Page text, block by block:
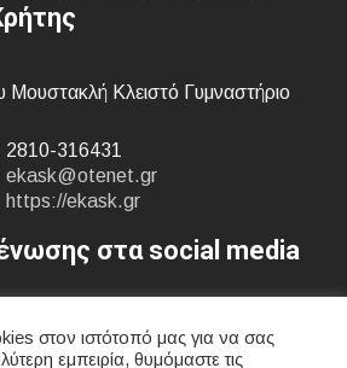
Μουστακλή Κλειστό Γυμναστήριο
2810-316431
ekask@otenet.gr
https://ekask.gr
στα social media
στον ιστότοπό μας για να σας
εμπειρία, θυμόμαστε τις